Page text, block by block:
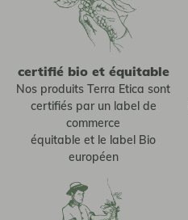
certifié bio et équitable
Nos produits Terra Etica sont
certifiés par un label de
commerce
équitable et le label Bio
européen